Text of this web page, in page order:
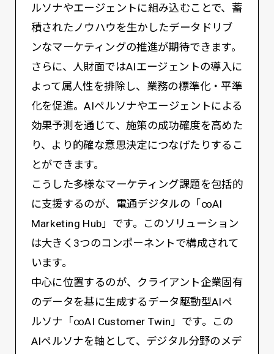
ルソナやエージェントに組み込むことで、蓄
積されたノウハウを生かしたデータドリブ
ンなマーケティングの推進が期待できます。
さらに、人財面ではAIエージェントの導入に
よって属人性を排除し、業務の標準化・平準
化を促進。AIペルソナやエージェントによる
効果予測を通じて、施策の成功確度を高めた
り、より的確な意思決定につなげたりするこ
とができます。
こうした多様なマーケティング課題を包括的
に支援するのが、電通デジタルの「∞AI
Marketing Hub」です。このソリューション
は大きく3つのコンポーネントで構成されて
います。
中心に位置するのが、クライアント企業固有
のデータを基に生成するデータ駆動型AIペ
ルソナ「∞AI Customer Twin」です。この
AIペルソナを軸として、デジタル分野のメデ